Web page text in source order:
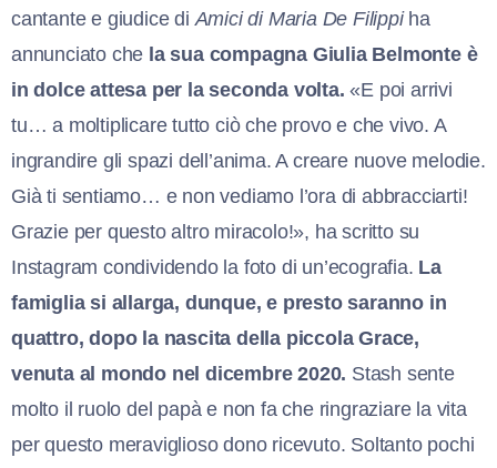
cantante e giudice diAmici di Maria De Filippiha
annunciato che la sua compagna Giulia Belmonte è
in dolce attesa per la seconda volta. «E poi arrivi
tu… a moltiplicare tutto ciò che provo e che vivo. A
ingrandire gli spazi dell’anima. A creare nuove melodie.
Già ti sentiamo… e non vediamo l’ora di abbracciarti!
Grazie per questo altro miracolo!», ha scritto su
Instagram condividendo la foto di un’ecografia. La
famiglia si allarga, dunque, e presto saranno in
quattro, dopo la nascita della piccola Grace,
venuta al mondo nel dicembre 2020. Stash sente
molto il ruolo del papà e non fa che ringraziare la vita
per questo meraviglioso dono ricevuto. Soltanto pochi